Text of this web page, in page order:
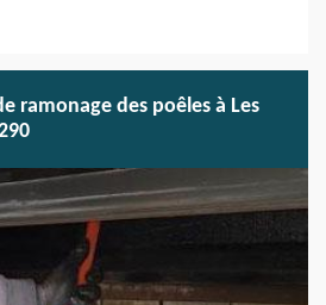
ramonage des poêles à Les